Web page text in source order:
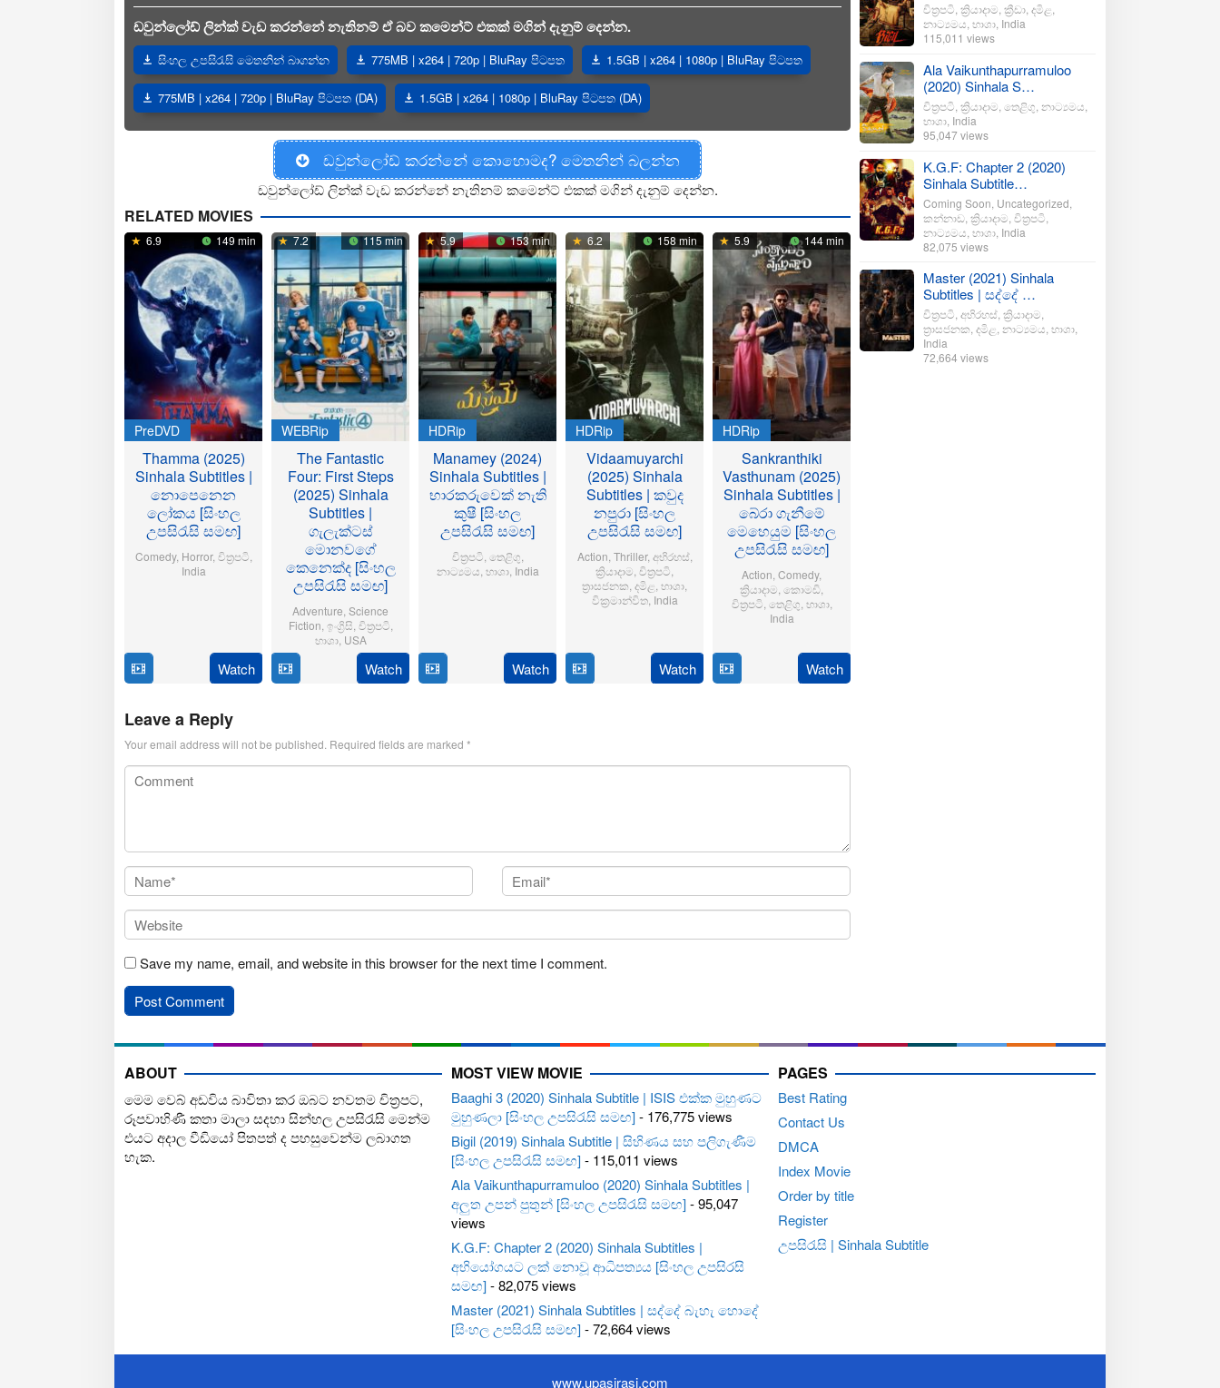
ඩවුන්ලෝඩ් ලින්ක් වැඩ කරන්නේ නැතිනම් ඒ බව කමෙන්ට් එකක් මගින් දැනුම් දෙන්න.
සිංහල උපසිරැසි මෙතනින් බාගන්න 775MB | x264 | 720p | BluRay පිටපත 1.5GB | x264 | 1080p | BluRay පිටපත
775MB | x264 | 720p | BluRay පිටපත (DA) 1.5GB | x264 | 1080p | BluRay පිටපත (DA)
ඩවුන්ලෝඩ් කරන්නේ කොහොමද? මෙතනින් බලන්න
ඩවුන්ලෝඩ් ලින්ක් වැඩ කරන්නේ නැතිනම් කමෙන්ට් එකක් මගින් දැනුම් දෙන්න.
RELATED MOVIES
6.9 149 min
PreDVD
Thamma (2025)
Sinhala Subtitles |
නොපෙනෙන
ලෝකය [සිංහල
උපසිරැසි සමඟ]
Comedy, Horror, චිත්‍රපටි
India
Watch
7.2 115 min
WEBRip
The Fantastic
Four: First Steps
(2025) Sinhala
Subtitles |
ගැලැක්ටස්
මොනවගේ
කෙනෙක්ද [සිංහල
උපසිරැසි සමඟ]
Adventure Science
Fiction ඉංග්‍රිසි චිත්‍රපටි
භාශා, USA
Jul
Matt
Shakman
Watch
5.9 153 min
HDRip
Manamey (2024)
Sinhala Subtitles |
භාරකරුවෙක් නැති
කුෂී [සිංහල
උපසිරැසි සමඟ]
චිත්‍රපටි තෙළිගු
නාට්‍යමය භාශා, India
Watch
6.2 158 min
HDRip
Vidaamuyarchi
(2025) Sinhala
Subtitles | කවුද
නපුරා [සිංහල
උපසිරැසි සමඟ]
Action Thriller, අභිරහස්,
ක්‍රියාදාම චිත්‍රපටි
ත්‍රාසජනක දමිළ භාශා
වික්‍රමාන්විත, India
Feb
2025
Thirumeni
Watch
5.9 144 min
HDRip
Sankranthiki
Vasthunam (2025)
Sinhala Subtitles |
බේරා ගැනීමේ
මෙහෙයුම [සිංහල
උපසිරැසි සමඟ]
Action Comedy,
ක්‍රියාදාම කොමඩි
චිත්‍රපටි තෙළිගු භාශා,
India
2025
Anil
Ravipudi
Watch
Leave a Reply
Your email address will not be published. Required fields are marked *
Save my name, email, and website in this browser for the next time I comment.
චිත්‍රපටි ක්‍රියාදාම ක්‍රීඩා දමිළ
නාට්‍යමය භාශා India
115,011 views
Ala Vaikunthapurramuloo
(2020) Sinhala S…
චිත්‍රපටි ක්‍රියාදාම තෙළිගු නාට්‍යමය
භාශා India
95,047 views
K.G.F: Chapter 2 (2020)
Sinhala Subtitle…
Coming Soon Uncategorized
කන්නාඩ ක්‍රියාදාම චිත්‍රපටි
නාට්‍යමය භාශා India
82,075 views
Master (2021) Sinhala
Subtitles | සද්දේ …
චිත්‍රපටි අභිරහස් ක්‍රියාදාම
ත්‍රාසජනක දමිළ නාට්‍යමය භාශා
India
72,664 views
ABOUT
මෙම වෙබ් අඩවිය බාවිතා කර ඔබට නවතම චිත්‍රපට,
රූපවාහිණී කතා මාලා සදහා සින්හල උපසිරැසි මෙන්ම
එයට අදාල වීඩියෝ පිතපත් ද පහසුවෙන්ම ලබාගත
හැක.
MOST VIEW MOVIE
Baaghi 3 (2020) Sinhala Subtitle | ISIS එක්ක මුහුණට
මුහුණලා [සිංහල උපසිරැසි සමඟ]- 176,775 views
Bigil (2019) Sinhala Subtitle | සිහිණය සහ පලිගැණීම
[සිංහල උපසිරැසි සමඟ]- 115,011 views
Ala Vaikunthapurramuloo (2020) Sinhala Subtitles |
අලුත උපන් පුතුන් [සිංහල උපසිරැසි සමඟ]- 95,047
views
K.G.F: Chapter 2 (2020) Sinhala Subtitles |
අභියෝගයට ලක් නොවූ ආධිපත්‍යය [සිංහල උපසිරසි
සමඟ]- 82,075 views
Master (2021) Sinhala Subtitles | සද්දේ බැහැ හොදේ
[සිංහල උපසිරැසි සමඟ]- 72,664 views
PAGES
Best Rating
Contact Us
DMCA
Index Movie
Order by title
Register
උපසිරැසි | Sinhala Subtitle
www.upasirasi.com